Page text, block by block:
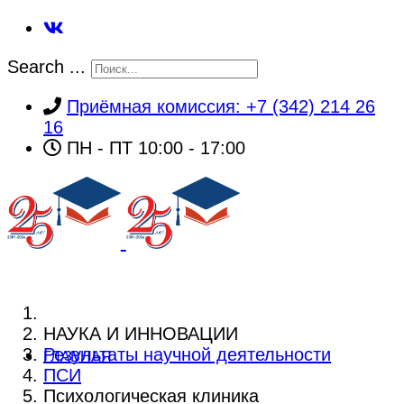
Search ...
Приёмная комиссия: +7 (342) 214 26
16
ПН - ПТ 10:00 - 17:00
ГЛАВНАЯ
НАУКА И ИННОВАЦИИ
Результаты научной деятельности
ПСИ
Психологическая клиника